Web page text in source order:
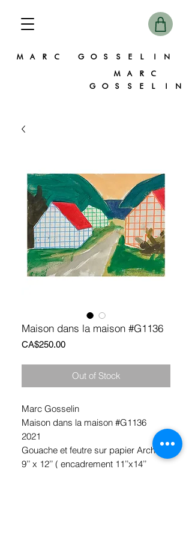
MARC GOSSELIN
MARC
GOSSELIN
Maison dans la maison #G1136
CA$250.00Price
Out of Stock
Marc Gosselin
Maison dans la maison #G1136
2021
Gouache et feutre sur papier Arches
9’’ x 12’’ ( encadrement 11’’x14’’